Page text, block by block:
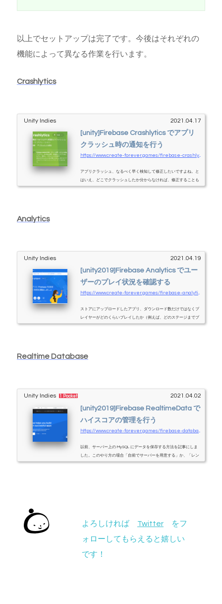
以上でセットアップは完了です。今後はそれぞれの
機能によって異なる作業を行います。
Crashlytics
Unity Indies 2021.04.17
[unity]Firebase Crashlytics でアプリ
クラッシュ時の通知を行う
アプリクラッシュ、なるべく早く検知して修正したいですよね。と
はいえ、どこでクラッシュしたか分からなければ、修正することも
できない…。Firebase Crashlytics を使うと、ユーザーがアプリクラ
Analytics
Unity Indies 2021.04.19
[unity2019]Firebase Analytics でユー
ザーのプレイ状況を確認する
ストアにアップロードしたアプリ、ダウンロード数だけではなくプ
レイヤーがどのくらいプレイしたか（例えば、どのステージまでプ
レイしたか、レベルいくつまで上げたか、など）確認したい。そん
の機能でも共通です。詳しくはこちら。AnalyticsAnalytics は特に有
Realtime Database
Unity Indies 1 Pocket 2021.04.02
[unity2019]Firebase RealtimeData で
ハイスコアの管理を行う
以前、サーバー上の MySQL にデータを保存する方法を記事にしま
した。このやり方の場合「自前でサーバーを用意する」か、「レン
タルサーバーを借りる」必要があります。自前で用意するためには
よろしければ Twitter をフ
ォローしてもらえると嬉しい
です！